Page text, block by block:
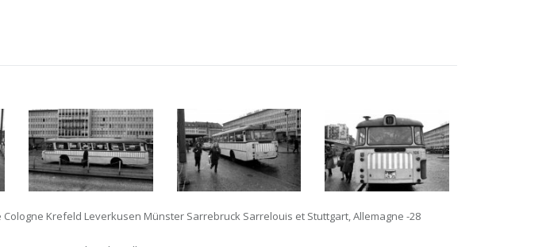
Krefeld Leverkusen Münster Sarrebruck Sarrelouis et Stuttgart, Allemagne -28